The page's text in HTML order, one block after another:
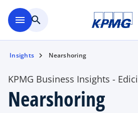
menu search
Insights Nearshoring
KPMG Business Insights -
Nearshoring